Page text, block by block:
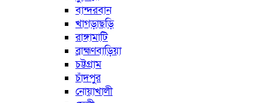
বান্দরবান
খাগড়াছড়ি
রাঙ্গামাটি
ব্রাহ্মণবাড়িয়া
চট্টগ্রাম
চাঁদপুর
নোয়াখালী